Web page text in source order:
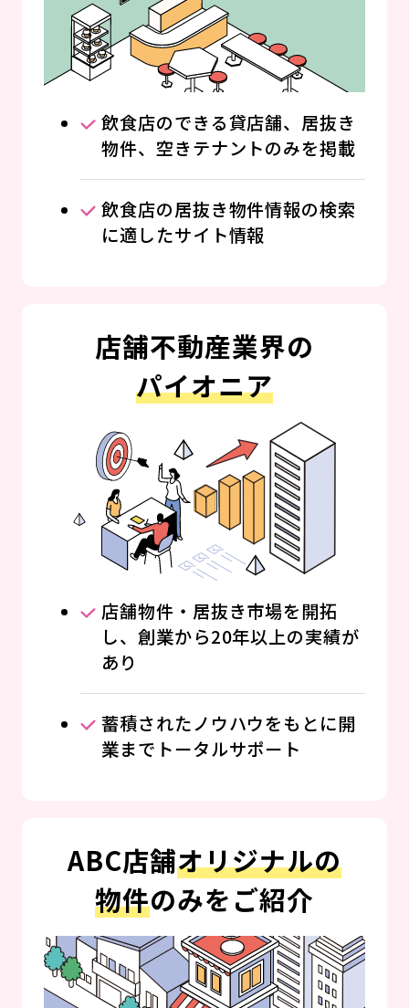
特集
2026.07.21
【10坪以下の店舗物件】”小さい
店舗でワンオペ可能”な営業スタ
イル予定の方必見！居抜き店舗中
#物件探し
#オペレーション
飲食店のできる貸店舗、居抜き
物件、空きテナントのみを掲載
飲食店の居抜き物件情報の検索
に適したサイト情報
店舗不動産業界の
パイオニア
店舗物件・居抜き市場を開拓
し、創業から20年以上の実績が
あり
蓄積されたノウハウをもとに開
業までトータルサポート
ABC店舗オリジナルの
物件のみをご紹介